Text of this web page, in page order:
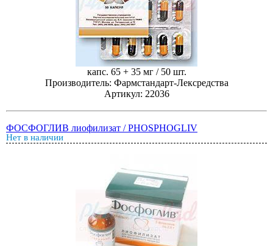
капс. 65 + 35 мг / 50 шт.
Производитель: Фармстандарт-Лексредства
Артикул: 22036
ФОСФОГЛИВ лиофилизат / PHOSPHOGLIV
Нет в наличии